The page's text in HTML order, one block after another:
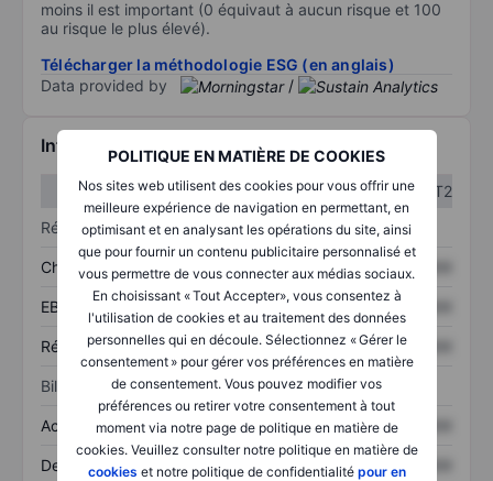
POLITIQUE EN MATIÈRE DE COOKIES
Nos sites web utilisent des cookies pour vous offrir une
meilleure expérience de navigation en permettant, en
optimisant et en analysant les opérations du site, ainsi
que pour fournir un contenu publicitaire personnalisé et
vous permettre de vous connecter aux médias sociaux.
En choisissant « Tout Accepter», vous consentez à
l'utilisation de cookies et au traitement des données
personnelles qui en découle. Sélectionnez « Gérer le
consentement » pour gérer vos préférences en matière
de consentement. Vous pouvez modifier vos
préférences ou retirer votre consentement à tout
moment via notre page de politique en matière de
cookies. Veuillez consulter notre politique en matière de
cookies et notre politique de confidentialité pour en
moins il est important (0 équivaut à aucun risque et 100
au risque le plus élevé).
Télécharger la méthodologie ESG (en anglais)
Data provided by
/
Informations financières
T1
T2
Résultats
Chiffre d’affaires XXXXXXX XXXXXXX
EBITDA XXXXXXX XXXXXXX
Résultat net XXXXXXX XXXXXXX
Bilan
Actifs totaux XXXXXXX XXXXXXX
Dette totale XXXXXXX XXXXXXX